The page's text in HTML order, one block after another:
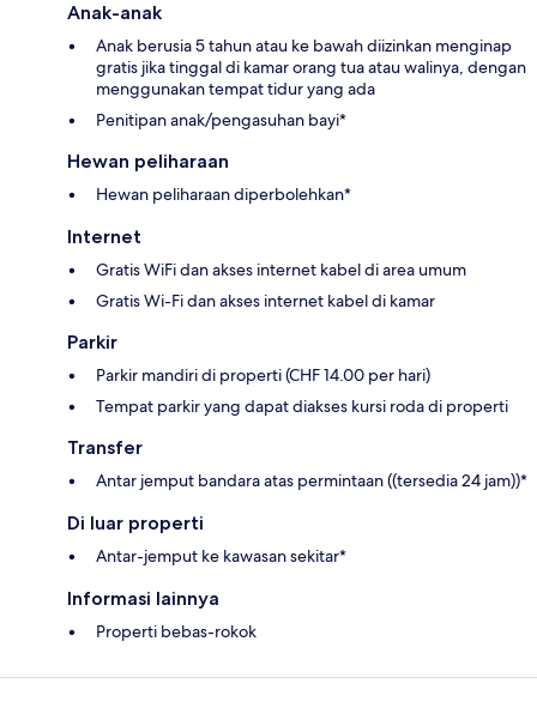
Anak-anak
Anak berusia 5 tahun atau ke bawah diizinkan menginap
gratis jika tinggal di kamar orang tua atau walinya, dengan
menggunakan tempat tidur yang ada
Penitipan anak/pengasuhan bayi*
Hewan peliharaan
Hewan peliharaan diperbolehkan*
Internet
Gratis WiFi dan akses internet kabel di area umum
Gratis Wi-Fi dan akses internet kabel di kamar
Parkir
Parkir mandiri di properti (CHF 14.00 per hari)
Tempat parkir yang dapat diakses kursi roda di properti
Transfer
Antar jemput bandara atas permintaan ((tersedia 24 jam))*
Di luar properti
Antar-jemput ke kawasan sekitar*
Informasi lainnya
Properti bebas-rokok